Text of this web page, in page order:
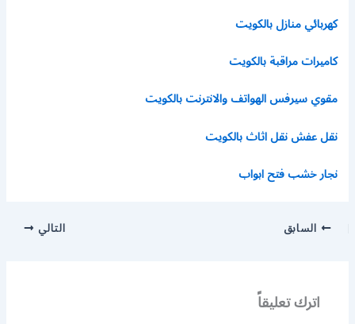
كهربائي منازل بالكويت
كاميرات مراقبة بالكويت
مقوي سيرفس الهواتف والانترنت بالكويت
نقل عفش نقل اثاث بالكويت
نجار خشب فتح ابواب
السابق التالي
اترك تعليقاً